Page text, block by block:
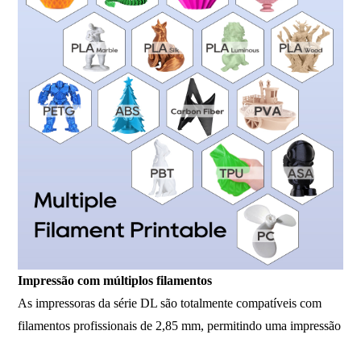
Impressão com múltiplos filamentos
As impressoras da série DL são totalmente compatíveis com
filamentos profissionais de 2,85 mm, permitindo uma impressão